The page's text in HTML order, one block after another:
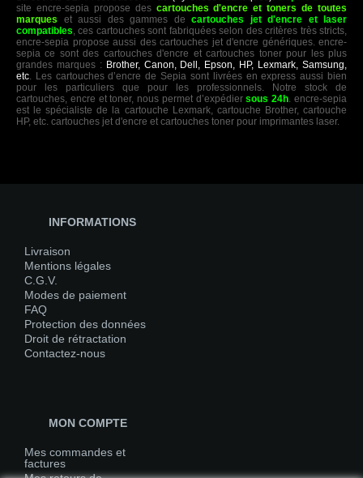
site encre-sepia propose des cartouches d'encre et toners de toutes
marques et aussi des gammes de cartouches jet d'encre et laser
compatibles, ces cartouches sont fabriquées selon des critères très stricts,
encre-sepia propose aussi des cartouches jet d'encre génériques. encre-
sepia ce sont des cartouches d'encre et cartouches toner pour les plus
grandes marques : Brother, Canon, Dell, Epson, HP, Lexmark, Samsung,
etc. Les cartouches d’encre de Sepia sont livrées en express aussi bien
pour les particuliers que pour les professionnels. Notre stock de
cartouches, encre et toner, nous permet d’expédiersous 24h. encre-sepia
est le spécialiste de la cartouche Lexmark, cartouche Brother, cartouche
HP, etc. cartouches jet d'encre et cartouches toner pour imprimantes laser.
INFORMATIONS
Livraison
Mentions légales
C.G.V.
Modes de paiement
FAQ
Protection des données
Droit de rétractation
Contactez-nous
MON COMPTE
Mes commandes et
factures